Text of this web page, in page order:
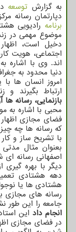
به گزارش توسعه
دپارتمان رسانه
برنامه رادیویی
موضوع مهمی در
دخیل است،
اجتماعی، هویت
اند. وی با اشاره
دنیا محدود به
امروز انسان ها
ارتباط بگیرند
بازنمایی، رسانه
محبی با اشاره به
فضای مجازی
که رسانه ها چه
با تشریح ساز و کار
بعنوان مثال
اصفهانی رسانه ای
دیگر با بهره
دهه هشتادی
هشتادی ها یا
رسانه های مجازی
جامعه را این طور
انجام داد این
در فضای مجازی